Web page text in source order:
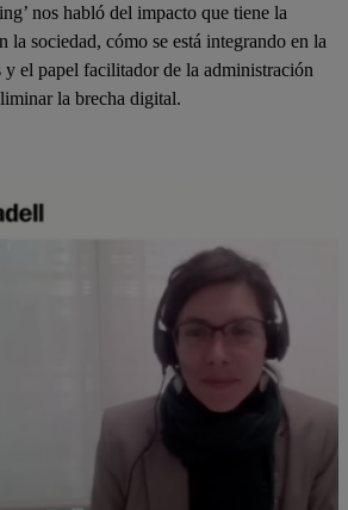
nos habló del impacto que tiene la
la sociedad, cómo se está integrando en la
y el papel facilitador de la administración
la brecha digital.